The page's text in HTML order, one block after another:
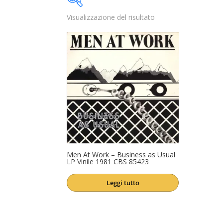
Categorie prodotto
Trovaprezzi (0)
Cura dell'auto(0)
Cura della Casa(0)
Elettronica Accessori(0)
Libri e Fumetti(0)
Moda Accessori
Musica Accessori
Product Etichetta
Visualizzazione del risultato
Men At Work – Business as Usual
LP Vinile 1981 CBS 85423
Leggi tutto